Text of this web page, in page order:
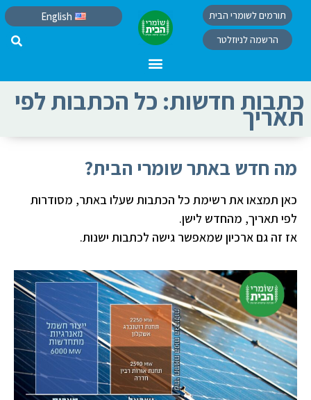
תורמים לשומרי הבית
הרשמה לניוזלטר
English
כתבות חדשות: כל הכתבות לפי
תאריך
מה חדש באתר שומרי הבית?
כאן תמצאו את רשימת כל הכתבות שעלו באתר, מסודרות
לפי תאריך, מהחדש לישן.
אז זה גם ארכיון שמאפשר גישה לכתבות ישנות.